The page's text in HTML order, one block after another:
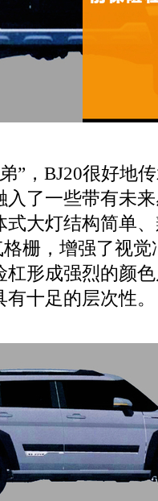
”，BJ20很好地
入了一些带有未
式大灯结构简单
栅，增强了视
形成强烈的颜
十足的层次性。